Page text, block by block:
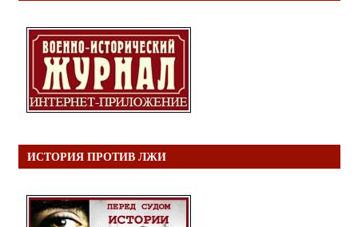
ИСТОРИЯ ПРОТИВ ЛЖИ